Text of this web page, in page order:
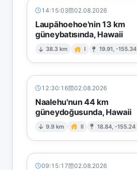
14:15:03 02.08.2026
Laupāhoehoe'nin 13 km
güneybatısında, Hawaii
38.3 km I 19.91, -155.34
12:30:16 02.08.2026
Naalehu'nun 44 km
güneydoğusunda, Hawaii
9.9 km II 18.84, -155.24
09:15:17 02.08.2026